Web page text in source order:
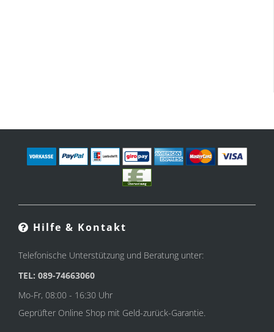
Hilfe & Kontakt
Telefonische Unterstützung und Beratung unter:
TEL: 089-74663060
Mo-Fr, 08:00 - 16:30 Uhr
Geprüfter Online Shop mit Geld-zurück-Garantie.